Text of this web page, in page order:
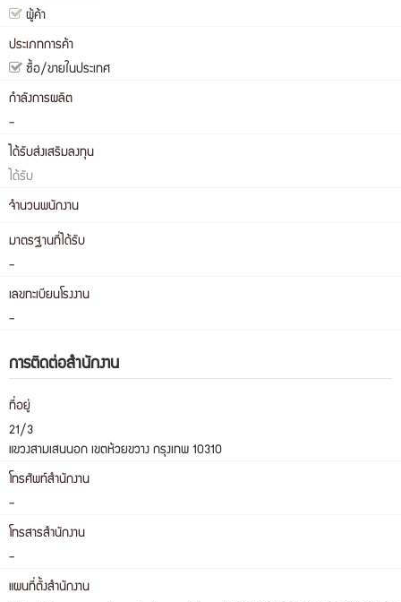
ผู้ค้า
ประเภทการค้า
ซื้อ/ขายในประเทศ
กำลังการผลิต
-
ได้รับส่งเสริมลงทุน
ได้รับ
จำนวนพนักงาน
มาตรฐานที่ได้รับ
-
เลขทะเบียนโรงงาน
-
การติดต่อสำนักงาน
ที่อยู่
21/3
แขวงสามเสนนอก เขตห้วยขวาง กรุงเทพ 10310
โทรศัพท์สำนักงาน
-
โทรสารสำนักงาน
-
แผนที่ตั้งสำนักงาน